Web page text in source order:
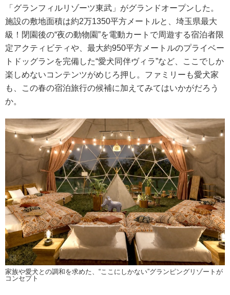
「グランフィルリゾーツ東武」がグランドオープンした。
施設の敷地面積は約2万1350平方メートルと、埼玉県最大
級！閉園後の“夜の動物園”を電動カートで周遊する宿泊者限
定アクティビティや、最大約950平方メートルのプライベー
トドッグランを完備した“愛犬同伴ヴィラ”など、ここでしか
楽しめないコンテンツがめじろ押し。ファミリーも愛犬家
も、この春の宿泊旅行の候補に加えてみてはいかがだろう
か。
家族や愛犬との調和を求めた、“ここにしかない”グランピングリゾートが
コンセプト